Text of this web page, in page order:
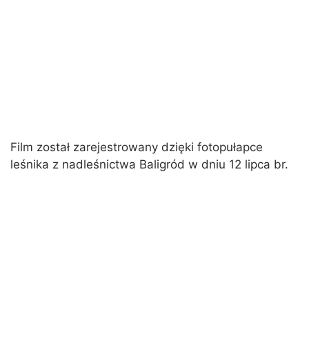
Film został zarejestrowany dzięki fotopułapce
leśnika z nadleśnictwa Baligród w dniu 12 lipca br.